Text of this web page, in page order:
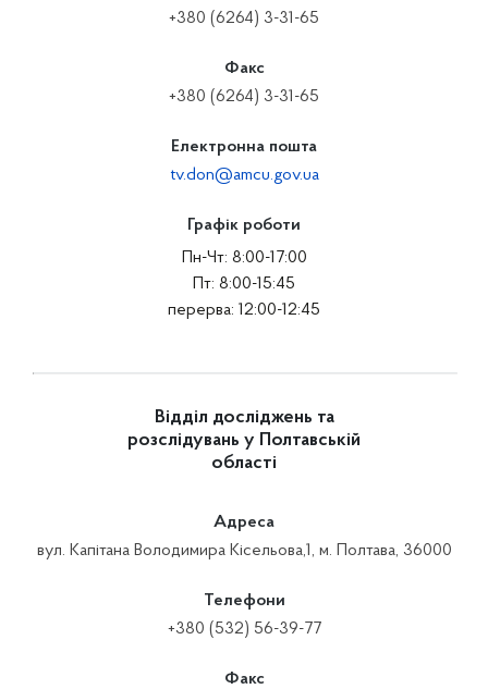
+380 (6264) 3-31-65
Факс
+380 (6264) 3-31-65
Електронна пошта
tv.don@amcu.gov.ua
Графік роботи
Пн-Чт: 8:00-17:00
Пт: 8:00-15:45
перерва: 12:00-12:45
Відділ досліджень та
розслідувань у Полтавській
області
Адреса
вул. Капітана Володимира Кісельова,1, м. Полтава, 36000
Телефони
+380 (532) 56-39-77
Факс